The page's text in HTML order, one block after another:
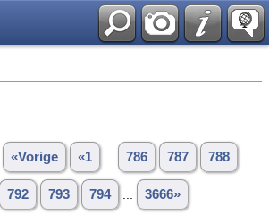
«Vorige «1 786 787 788
792 793 794
3666»